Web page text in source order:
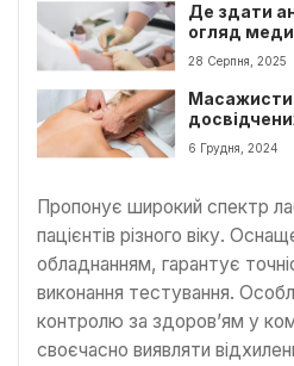
Де здати
огляд
центрів
28 Серпня, 2025
Масажисти
6 Грудня, 2024
Пропонує широкий спектр
пацієнтів різного віку.
обладнанням, гарантує
виконання тестування.
контролю за здоров’ям у
своєчасно виявляти